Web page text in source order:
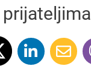
prijateljima